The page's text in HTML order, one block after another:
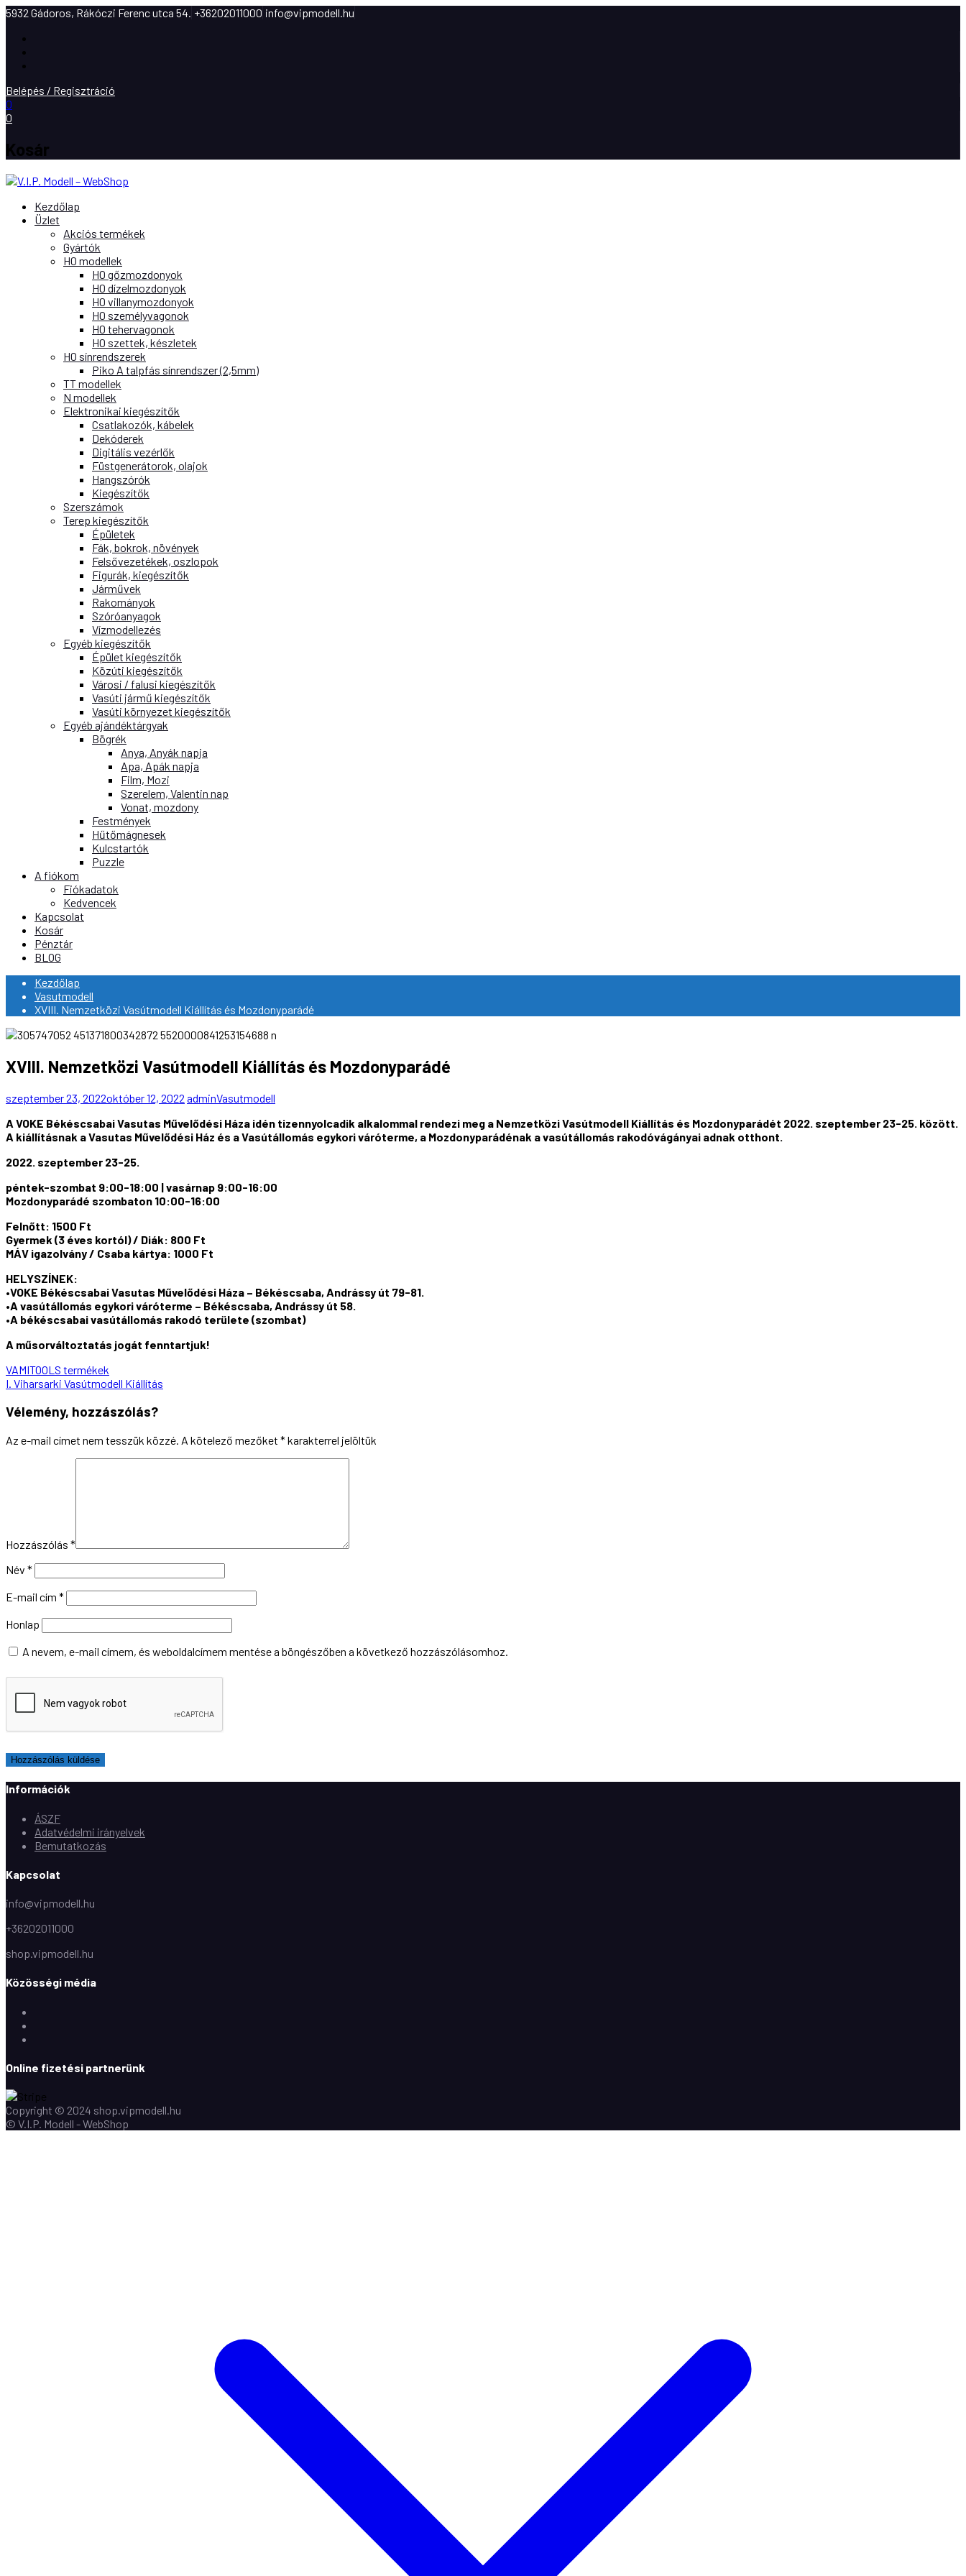
5932 Gádoros, Rákóczi Ferenc utca 54. +36202011000 info@vipmodell.hu
Belépés / Regisztráció
0
0
Kosár
Kezdőlap
Üzlet
Akciós termékek
Gyártók
H0 modellek
H0 gőzmozdonyok
H0 dízelmozdonyok
H0 villanymozdonyok
H0 személyvagonok
H0 tehervagonok
H0 szettek, készletek
H0 sínrendszerek
Piko A talpfás sínrendszer (2,5mm)
TT modellek
N modellek
Elektronikai kiegészítők
Csatlakozók, kábelek
Dekóderek
Digitális vezérlők
Füstgenerátorok, olajok
Hangszórók
Kiegészítők
Szerszámok
Terep kiegészítők
Épületek
Fák, bokrok, növények
Felsővezetékek, oszlopok
Figurák, kiegészítők
Járművek
Rakományok
Szóróanyagok
Vízmodellezés
Egyéb kiegészítők
Épület kiegészítők
Közúti kiegészítők
Városi / falusi kiegészítők
Vasúti jármű kiegészítők
Vasúti környezet kiegészítők
Egyéb ajándéktárgyak
Bögrék
Anya, Anyák napja
Apa, Apák napja
Film, Mozi
Szerelem, Valentin nap
Vonat, mozdony
Festmények
Hűtőmágnesek
Kulcstartók
Puzzle
A fiókom
Fiókadatok
Kedvencek
Kapcsolat
Kosár
Pénztár
BLOG
Kezdőlap
Vasutmodell
XVIII. Nemzetközi Vasútmodell Kiállítás és Mozdonyparádé
XVIII. Nemzetközi Vasútmodell Kiállítás és Mozdonyparádé
szeptember 23, 2022október 12, 2022 adminVasutmodell
A VOKE Békéscsabai Vasutas Művelődési Háza idén tizennyolcadik alkalommal rendezi meg a Nemzetközi Vasútmodell Kiállítás és Mozdonyparádét 2022. szeptember 23-25. között.
A kiállításnak a Vasutas Művelődési Ház és a Vasútállomás egykori váróterme, a Mozdonyparádénak a vasútállomás rakodóvágányai adnak otthont.
2022. szeptember 23-25.
péntek-szombat 9:00-18:00 | vasárnap 9:00-16:00
Mozdonyparádé szombaton 10:00-16:00
Felnőtt: 1500 Ft
Gyermek (3 éves kortól) / Diák: 800 Ft
MÁV igazolvány / Csaba kártya: 1000 Ft
HELYSZÍNEK:
•VOKE Békéscsabai Vasutas Művelődési Háza – Békéscsaba, Andrássy út 79-81.
•A vasútállomás egykori váróterme – Békéscsaba, Andrássy út 58.
•A békéscsabai vasútállomás rakodó területe (szombat)
A műsorváltoztatás jogát fenntartjuk!
Bejegyzés
navigáció
VAMITOOLS termékek
I. Viharsarki Vasútmodell Kiállítás
Vélemény, hozzászólás?
Az e-mail címet nem tesszük közzé. A kötelező mezőket *karakterrel jelöltük
Hozzászólás *
Név *
E-mail cím *
Honlap
A nevem, e-mail címem, és weboldalcímem mentése a böngészőben a következő hozzászólásomhoz.
Információk
ÁSZF
Adatvédelmi irányelvek
Bemutatkozás
Kapcsolat
info@vipmodell.hu
+36202011000
shop.vipmodell.hu
Közösségi média
Online fizetési partnerünk
Copyright © 2024 shop.vipmodell.hu
© V.I.P. Modell - WebShop